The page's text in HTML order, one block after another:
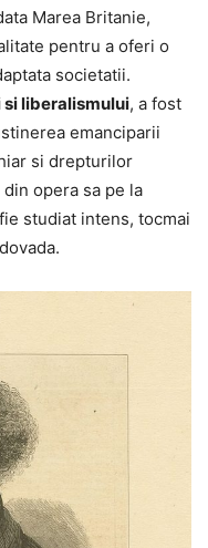
Marea Britanie,
pentru a oferi o
societatii.
liberalismului, a fost
emanciparii
si drepturilor
opera sa pe la
studiat intens, tocmai